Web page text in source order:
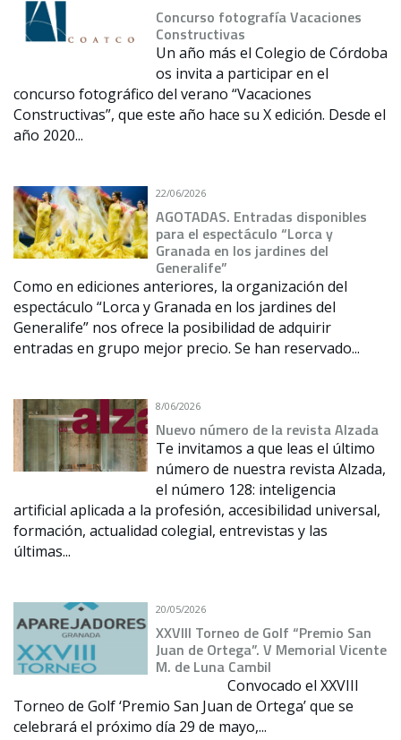
Concurso fotografía Vacaciones
Constructivas
Un año más el Colegio de Córdoba
os invita a participar en el
concurso fotográfico del verano “Vacaciones
Constructivas”, que este año hace su X edición. Desde el
año 2020...
22/06/2026
AGOTADAS. Entradas disponibles
para el espectáculo “Lorca y
Granada en los jardines del
Generalife”
Como en ediciones anteriores, la organización del
espectáculo “Lorca y Granada en los jardines del
Generalife” nos ofrece la posibilidad de adquirir
entradas en grupo mejor precio. Se han reservado...
8/06/2026
Nuevo número de la revista Alzada
Te invitamos a que leas el último
número de nuestra revista Alzada,
el número 128: inteligencia
artificial aplicada a la profesión, accesibilidad universal,
formación, actualidad colegial, entrevistas y las
últimas...
20/05/2026
XXVIII Torneo de Golf “Premio San
Juan de Ortega”. V Memorial Vicente
M. de Luna Cambil
Convocado el XXVIII
Torneo de Golf ‘Premio San Juan de Ortega’ que se
celebrará el próximo día 29 de mayo,...